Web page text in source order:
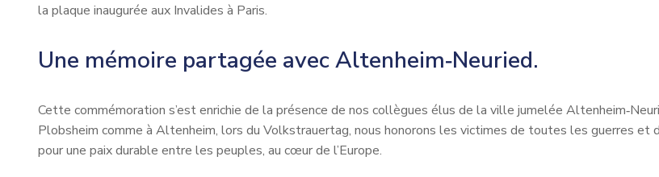
la plaque inaugurée aux Invalides à Paris.
Une mémoire partagée avec Altenheim‑Neuried.
Cette commémoration s’est enrichie de la présence de nos collègues élus de la ville jumelée
Plobsheim comme à Altenheim, lors du Volkstrauertag, nous honorons les victimes de toutes les guerres
pour une paix durable entre les peuples, au cœur de l’Europe.